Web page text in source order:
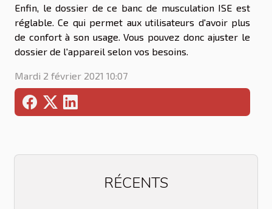
Enfin, le dossier de ce banc de musculation ISE est
réglable. Ce qui permet aux utilisateurs d'avoir plus
de confort à son usage. Vous pouvez donc ajuster le
dossier de l'appareil selon vos besoins.
Mardi 2 février 2021 10:07
RÉCENTS